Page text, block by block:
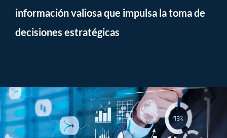
información valiosa que impulsa la toma de
decisiones estratégicas